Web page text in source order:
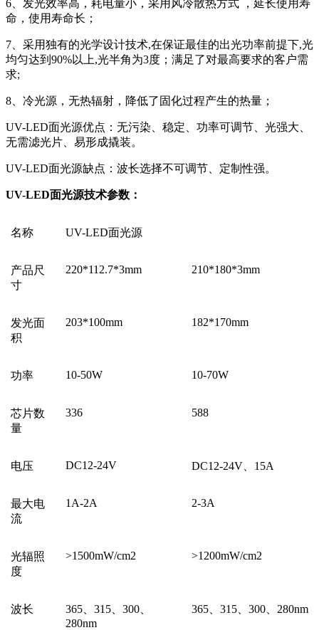
6、发光效率高，耗电量小，采用风冷散热方式 ，延长使用寿
命，使用寿命长 ；
7、采用独有的光学设计技术,在保证最佳的出光功率前提下,光
均匀达到90%以上,光半角为3度；满足了对最高要求的客户需
求;
8、冷光源，无热辐射，降低了固化过程产生的热量；
UV-LED面光源优点：无污染、稳定、功率可调节、光强大、
无需滤光片、易形成撬装。
UV-LED面光源缺点：波长选择不可调节、定制性强。
UV-LED面光源技术参数：
名称 UV-LED面光源
产品尺
寸
220*112.7*3mm 210*180*3mm
发光面
积
203*100mm 182*170mm
功率 10-50W 10-70W
芯片数
量
336 588
电压 DC12-24V DC12-24V、15A
最大电
流
1A-2A 2-3A
光辐照
度
>1500mW/cm2 >1200mW/cm2
波长
365、315、300、
280nm
365、315、300、280nm